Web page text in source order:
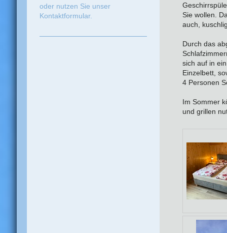
Sie wollen.
auch,
Durch das
sich auf in
Einzelbett,
4 Personen
Im Sommer
und grillen
oder nutzen Sie unser
Kontaktformular.